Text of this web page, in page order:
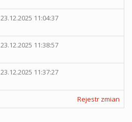
23.12.2025 11:04:37
23.12.2025 11:38:57
23.12.2025 11:37:27
Rejestr zmian